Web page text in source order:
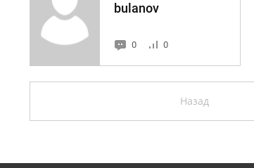
bulanov
0 0
Назад